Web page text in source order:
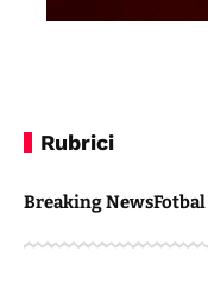
Rubrici
Breaking News